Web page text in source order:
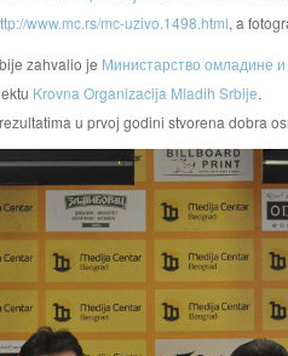
www.mc.rs/mc-uzivo.1498.html, a
zahvalio je Министарство омладине и
Krovna Organizacija Mladih Srbije.
u prvoj godini stvorena dobra